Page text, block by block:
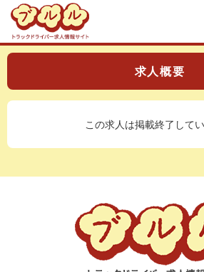
求人概要
この求人は掲載終了してい